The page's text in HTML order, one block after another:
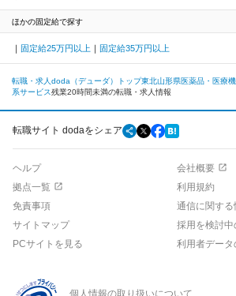
ほかの固定給で探す
固定給25万円以上 固定給35万円以上
転職・求人doda（デューダ）トップ東北山形県医薬品・医療
系サービス残業20時間未満の転職・求人情報
転職サイト dodaをシェア
ヘルプ
会社概要
拠点一覧
利用規約
免責事項
通信に関す
サイトマップ
採用を検討中
PCサイトを見る
利用者デー
個人情報の取り扱いについて